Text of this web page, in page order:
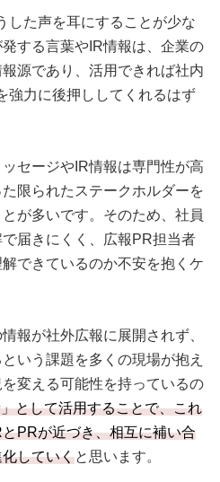
した声を耳にすることが少な
する言葉やIR情報は、企業の
源であり、活用できれば社内
強力に後押ししてくれるはず
セージやIR情報は専門性が高
限られたステークホルダーを
が多いです。そのため、社員
届きにくく、広報PR担当者
できているのか不安を抱くケ
報が社外広報に展開されず、
いう課題を多くの現場が抱え
変える可能性を持っているの
として活用することで、これ
PRが近づき、相互に補い合
していくと思います。